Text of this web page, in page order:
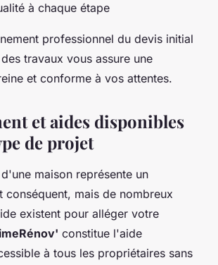
à chaque étape
professionnel du devis initial
travaux vous assure une
et conforme à vos attentes.
et aides disponibles
de projet
maison représente un
conséquent, mais de nombreux
existent pour alléger votre
constitue l'aide
à tous les propriétaires sans